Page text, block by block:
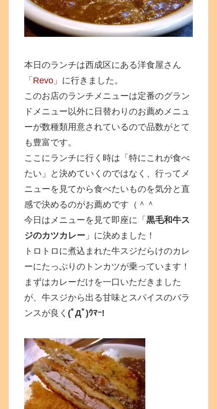
本日のランチは西成区にある洋食屋さん
「 Revo 」に行きました。
このお店のランチメニューは定番のグラン
ドメニュー以外に日替わりのお薦めメニュ
ーが数種類用意されているので品数がとて
も豊富です。
ここにランチに行く時は「特にこれが食べ
たい」と決めていくのではなく、行ってメ
ニューを見てから食べたいものを気分と直
感で決めるのがお薦めです（＾＾
今日はメニューを見て即座に「黒毛和牛ス
ジのカツカレー 」に決めました！
トロトロに煮込まれた牛スジだらけのカレ
ーにたっぷりのトンカツが乗っています！
まずはカレーだけを一口いただきました
が、牛スジから出る甘味とスパイスのバラ
ンスが良く (ﾟДﾟ)ｳﾏｰ!